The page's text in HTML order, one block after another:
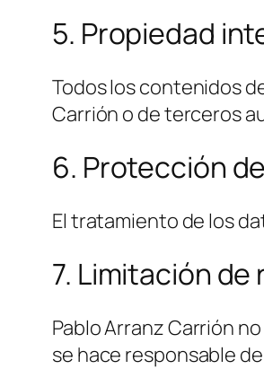
5. Propiedad
Todos los contenidos
Carrión o de terceros
6. Protección
El tratamiento de los
7. Limitación
Pablo Arranz Carrión
se hace responsable